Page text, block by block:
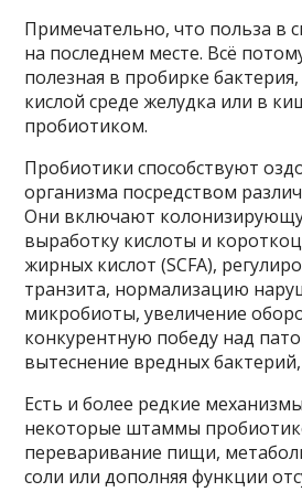
Примечательно, что польза в
на последнем месте. Всё
полезная в пробирке
кислой среде желудка или в
пробиотиком.
Пробиотики способствуют
организма посредством
Они включают
выработку кислоты и
жирных кислот (SCFA),
транзита, нормализацию
микробиоты, увеличение
конкурентную победу над
вытеснение вредных
Есть и более редкие
некоторые штаммы
переваривание пищи,
соли или дополняя функции